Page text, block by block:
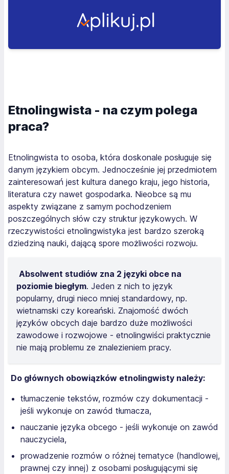
Etnolingwista - na czym polega
praca?
Etnolingwista to osoba, która doskonale posługuje się
danym językiem obcym. Jednocześnie jej przedmiotem
zainteresowań jest kultura danego kraju, jego historia,
literatura czy nawet gospodarka. Nieobce są mu
aspekty związane z samym pochodzeniem
poszczególnych słów czy struktur językowych. W
rzeczywistości etnolingwistyka jest bardzo szeroką
dziedziną nauki, dającą spore możliwości rozwoju.
Absolwent studiów zna 2 języki obce na
poziomie biegłym. Jeden z nich to język
popularny, drugi nieco mniej standardowy, np.
wietnamski czy koreański. Znajomość dwóch
języków obcych daje bardzo duże możliwości
zawodowe i rozwojowe - etnolingwiści praktycznie
nie mają problemu ze znalezieniem pracy.
Do głównych obowiązków etnolingwisty należy:
tłumaczenie tekstów, rozmów czy dokumentacji -
jeśli wykonuje on zawód tłumacza,
nauczanie języka obcego - jeśli wykonuje on zawód
nauczyciela,
prowadzenie rozmów o różnej tematyce (handlowej,
prawnej czy innej) z osobami posługującymi się